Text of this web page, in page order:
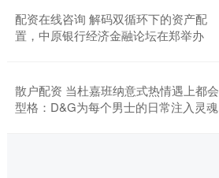
配资在线咨询 解码双循环下的资产配
置，中原银行经济金融论坛在郑举办
散户配资 当杜嘉班纳意式热情遇上都会
型格：D&G为每个男士的日常注入灵魂